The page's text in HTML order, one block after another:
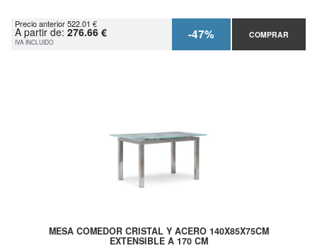
Precio anterior 522.01 €
A partir de: 276.66 €
IVA INCLUIDO -47% COMPRAR
MESA COMEDOR CRISTAL Y ACERO 140X85X75CM
EXTENSIBLE A 170 CM